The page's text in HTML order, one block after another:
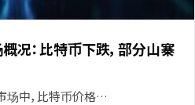
况：比特币下跌，部分山寨
场中，比特币价格…